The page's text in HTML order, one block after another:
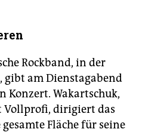
Rockband, in der
am Dienstagabend
Konzert. Wakartschuk,
Vollprofi, dirigiert das
Fläche für seine